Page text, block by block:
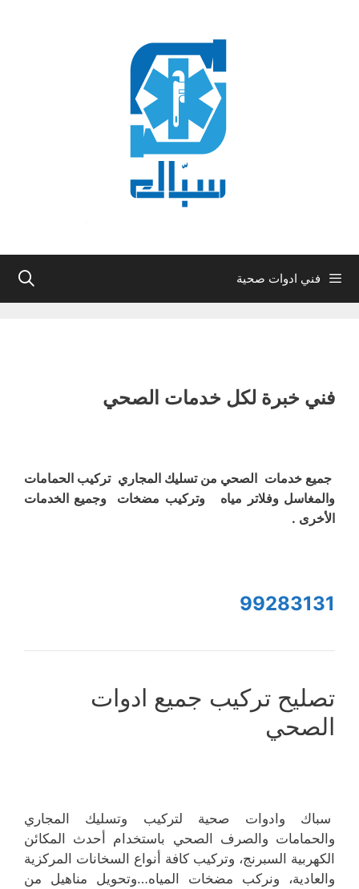
فني ادوات صحية
فني خبرة لكل خدمات الصحي
جميع خدمات الصحي من تسليك المجاري تركيب الحمامات
والمغاسل وفلاتر مياه وتركيب مضخات وجميع الخدمات
الأخرى .
99283131
تصليح تركيب جميع ادوات
الصحي
سباك وادوات صحية لتركيب وتسليك المجاري
والحمامات والصرف الصحي باستخدام أحدث المكائن
الكهربية السبرنج، وتركيب كافة أنواع السخانات المركزية
والعادية، ونركب مضخات المياه…وتحويل مناهيل من